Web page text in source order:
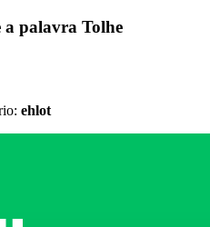
a palavra Tolhe
ehlot